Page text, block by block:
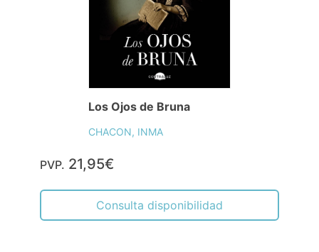
Los Ojos de Bruna
CHACON, INMA
PVP. 21,95€
Consulta disponibilidad